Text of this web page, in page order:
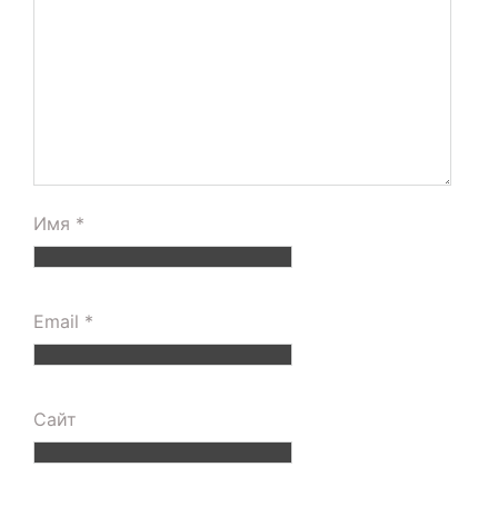
Имя *
Email *
Сайт